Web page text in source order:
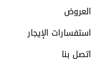
العروض
استفسارات الإيجار
اتصل بنا